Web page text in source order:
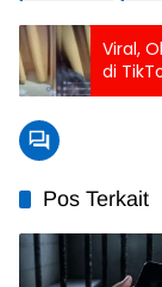
Viral,
di
Pos Terkait